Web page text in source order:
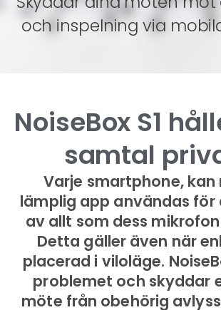
och inspelning via
NoiseBox S1
samtal
Varje smartphone, kan
lämplig app användas för
av allt som dess
Detta gäller även när
placerad i viloläge.
problemet och skyddar
möte från obehörig